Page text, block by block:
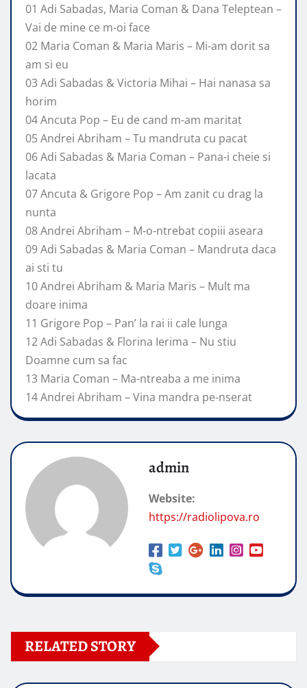
01 Adi Sabadas, Maria Coman & Dana Teleptean –
Vai de mine ce m-oi face
02 Maria Coman & Maria Maris – Mi-am dorit sa
am si eu
03 Adi Sabadas & Victoria Mihai – Hai nanasa sa
horim
04 Ancuta Pop – Eu de cand m-am maritat
05 Andrei Abriham – Tu mandruta cu pacat
06 Adi Sabadas & Maria Coman – Pana-i cheie si
lacata
07 Ancuta & Grigore Pop – Am zanit cu drag la
nunta
08 Andrei Abriham – M-o-ntrebat copiii aseara
09 Adi Sabadas & Maria Coman – Mandruta daca
ai sti tu
10 Andrei Abriham & Maria Maris – Mult ma
doare inima
11 Grigore Pop – Pan’ la rai ii cale lunga
12 Adi Sabadas & Florina Ierima – Nu stiu
Doamne cum sa fac
13 Maria Coman – Ma-ntreaba a me inima
14 Andrei Abriham – Vina mandra pe-nserat
admin
Website:
https://radiolipova.ro
RELATED STORY